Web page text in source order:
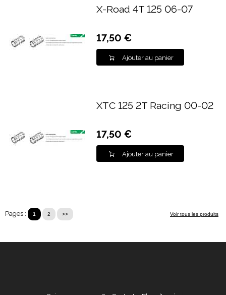
X-Road 4T 125 06-07
17,50 €
Ajouter au panier
XTC 125 2T Racing 00-02
17,50 €
Ajouter au panier
Pages : 1 2 >> Voir tous les produits